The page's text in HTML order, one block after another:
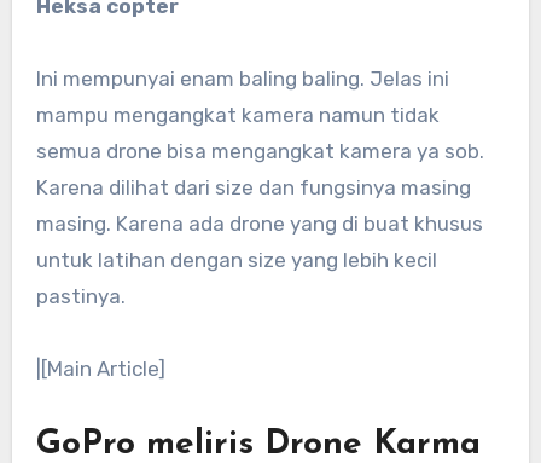
Heksa copter
Ini mempunyai enam baling baling. Jelas ini
mampu mengangkat kamera namun tidak
semua drone bisa mengangkat kamera ya sob.
Karena dilihat dari size dan fungsinya masing
masing. Karena ada drone yang di buat khusus
untuk latihan dengan size yang lebih kecil
pastinya.
|[Main Article]
GoPro meliris Drone Karma